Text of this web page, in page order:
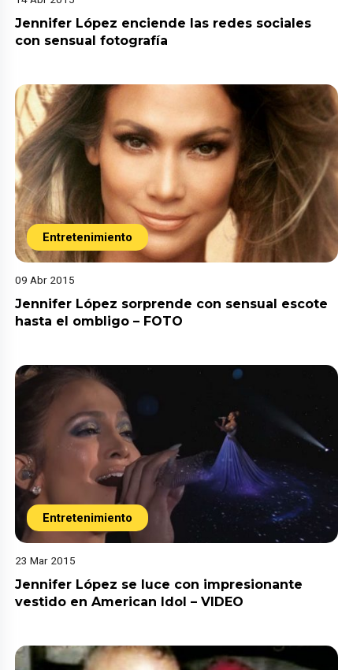
Jennifer López enciende las redes sociales
con sensual fotografía
Entretenimiento
09 Abr 2015
Jennifer López sorprende con sensual escote
hasta el ombligo – FOTO
Entretenimiento
23 Mar 2015
Jennifer López se luce con impresionante
vestido en American Idol – VIDEO